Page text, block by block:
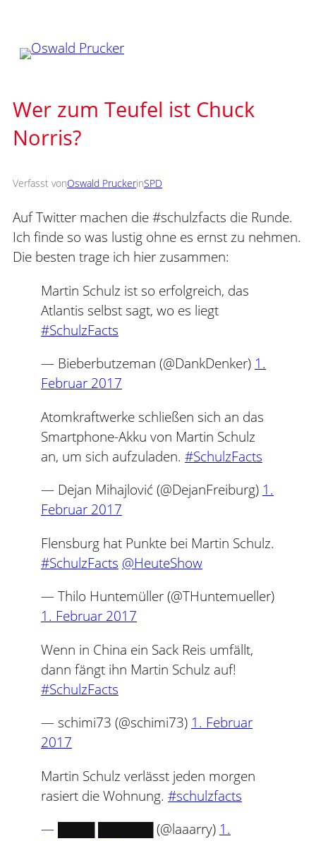
springen
Wer zum Teufel ist Chuck
Norris?
Verfasst vonOswald PruckerinSPD
Auf Twitter machen die #schulzfacts die Runde.
Ich finde so was lustig ohne es ernst zu nehmen.
Die besten trage ich hier zusammen:
Martin Schulz ist so erfolgreich, das
Atlantis selbst sagt, wo es liegt
#SchulzFacts
— Bieberbutzeman (@DankDenker) 1.
Februar 2017
Atomkraftwerke schließen sich an das
Smartphone-Akku von Martin Schulz
an, um sich aufzuladen. #SchulzFacts
— Dejan Mihajlović (@DejanFreiburg) 1.
Februar 2017
Flensburg hat Punkte bei Martin Schulz.
#SchulzFacts @HeuteShow
— Thilo Huntemüller (@THuntemueller)
1. Februar 2017
Wenn in China ein Sack Reis umfällt,
dann fängt ihn Martin Schulz auf!
#SchulzFacts
— schimi73 (@schimi73) 1. Februar
2017
Martin Schulz verlässt jeden morgen
rasiert die Wohnung. #schulzfacts
— ████ ██████ (@laaarry) 1.